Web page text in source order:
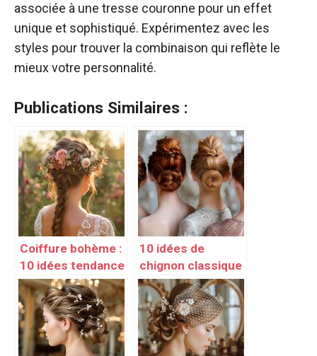
associée à une tresse couronne pour un effet
unique et sophistiqué. Expérimentez avec les
styles pour trouver la combinaison qui reflète le
mieux votre personnalité.
Publications Similaires :
Coiffure bohème :
10 idées tendance
et naturelles
10 idées de
chignon classique